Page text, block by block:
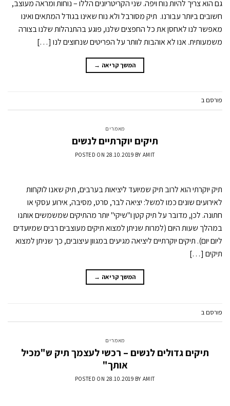
גם הוא צריך להיות נוח ויפה. שני הקריטריונים הללו – נוחות ומראה מעוצב,
חשובים ביותר עבורנו. תיק מסורבל ולא נוח שאינו בגודל המתאים ואינו
מאפשר לנו לאחסן את כל החפצים שלנו, פוגע בהתנהלות שלנו בצורה
משמעותית. אנו לא אוהבות לוותר על הפריטים שנחוצים לנו […]
המשך קריאה →
פורסם ב
מאמרים
תיקים יוקרתיים לנשים
POSTED ON 28.10.2019 BY AMIT
תיק יוקרתי הוא לרוב תיק שמיועד ליציאות בערבים, תיק שאנו לוקחות
לאירועים שונים כמו למשל: יציאה לבר, סרט, מסיבה, אירוע עסקי או
חתונה. לכן, מדובר על תיק קטן ו"שיקי" יותר מהתיקים שמשמשים אותנו
במהלך שעות היום (למרות שניתן למצוא תיקים מעוצבים רבים שמיועדים
ליום יום). תיקים יוקרתיים ליציאה מגיעים במגוון עיצובים, כך שניתן למצוא
תיקים […]
המשך קריאה →
פורסם ב
מאמרים
תיקים גדולים לנשים – רכשי לעצמך תיק ש"מכיל
אותך"
POSTED ON 28.10.2019 BY AMIT